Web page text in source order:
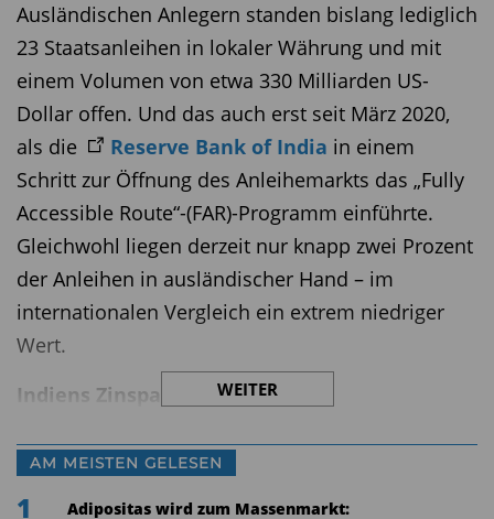
Ausländischen Anlegern standen bislang lediglich
23 Staatsanleihen in lokaler Währung und mit
einem Volumen von etwa 330 Milliarden US-
Dollar offen. Und das auch erst seit März 2020,
als die
Re­serve Bank of India in einem
Schritt zur Öffnung des Anleihemarkts das „Fully
Accessible Route“-(FAR)-Programm einführte.
Gleichwohl liegen derzeit nur knapp zwei Prozent
der Anleihen in ausländischer Hand – im
internationalen Vergleich ein extrem niedriger
Wert.
Indiens Zinspapiere im Index
Die internationale Präsenz indischer
Staatsanleihen dürfte sich indes schon bald
spürbar verändern. Im vergangenen September
WEITER
AM MEISTEN GELESEN
1
Adipositas wird zum Massenmarkt: